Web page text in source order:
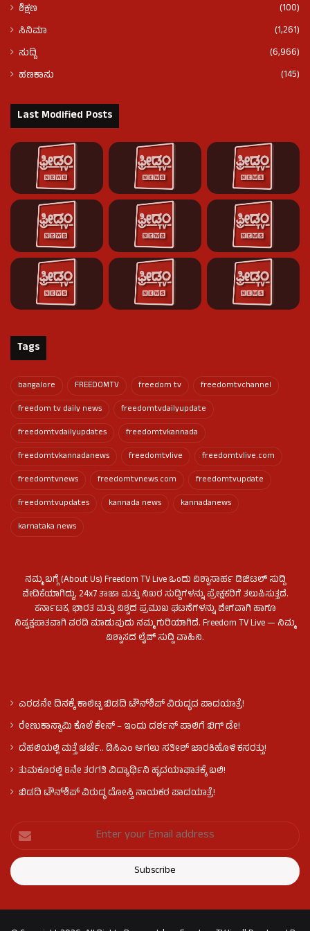
ಶಿಕ್ಷಣ
(100)
ಸಿನಿಮಾ
(1,261)
ಸುದ್ದಿ
(6,966)
ಹಣಕಾಸು
(145)
Last Modified Posts
Tags
bangalore FREEDOMTV freedom tv
freedomtvchannel
freedom tv daily news
freedomtvdailyupdate
freedomtvdailyupdates
freedomtvkannada
freedomtvkannadanews
freedomtvlive
freedomtvlive.com
freedomtvnews
freedomtvnews.com
freedomtvupdate
freedomtvupdates
kannada news
kannadanews
karnataka news
ನಮ್ಮ ಬಗ್ಗೆ (About Us) Freedom TV Live ಒಂದು ವಿಶ್ವಾಸಾರ್ಹ ಡಿಜಿಟಲ್ ಸುದ್ದಿ
ವೇದಿಕೆಯಾಗಿದ್ದು, 24x7 ತಾಜಾ ಮತ್ತು ನಿಖರ ಸುದ್ದಿಗಳನ್ನು ಪ್ರೇಕ್ಷಕರಿಗೆ ತಲುಪಿಸುತ್ತದೆ.
ಕರ್ನಾಟಕ, ಭಾರತ ಮತ್ತು ವಿಶ್ವದ ಪ್ರಮುಖ ಘಟನೆಗಳನ್ನು ವೇಗವಾಗಿ ಹಾಗೂ
ನಿಷ್ಪಕ್ಷಪಾತವಾಗಿ ವರದಿ ಮಾಡುವುದು ನಮ್ಮ ಗುರಿಯಾಗಿದೆ. Freedom TV Live — ನಿಮ್ಮ
ವಿಶ್ವಾಸದ ಲೈವ್ ಸುದ್ದಿ ವಾಹಿನಿ.
ಎರಡನೇ ದಿನಕ್ಕೆ ಕಾಲಿಟ್ಟ ಬಿಡದಿ ಟೌನ್​ಶಿಪ್ ವಿರುದ್ಧದ ಪಾದಯಾತ್ರೆ!
ರೇಣುಕಾಸ್ವಾಮಿ ಕೊಲೆ‌ ಕೇಸ್​ – ಇಂದು ದರ್ಶನ್ ಪಾಲಿಗೆ ಬಿಗ್ ಡೇ!
ದೆಹಲಿಯಲ್ಲಿ ಮತ್ತೆ ಚರ್ಚೆ.. ಡಿಸಿಎಂ ಆಗಲು ಸತೀಶ್ ಜಾರಕಿಹೊಳಿ ಕಸರತ್ತು!
ತುಮಕೂರಲ್ಲಿ 8ನೇ ತರಗತಿ ವಿದ್ಯಾರ್ಥಿನಿ ಹೃದಯಾಘಾತಕ್ಕೆ ಬಲಿ!
ಬಿಡದಿ ಟೌನ್‌ಶಿಪ್‌ ವಿರುದ್ಧ ದೋಸ್ತಿ ನಾಯಕರ ಪಾದಯಾತ್ರೆ!